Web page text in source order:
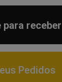
para
Pedidos